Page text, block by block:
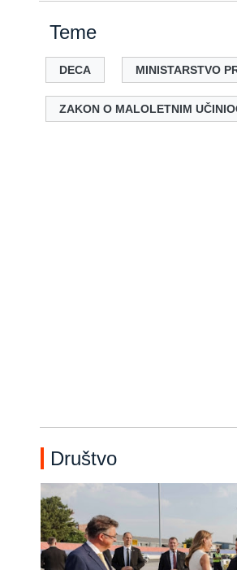
Teme
DECA MINISTARSTVO
ZAKON O MALOLETNIM
Društvo